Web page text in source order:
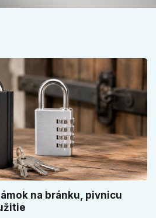
na bránku, pivnicu